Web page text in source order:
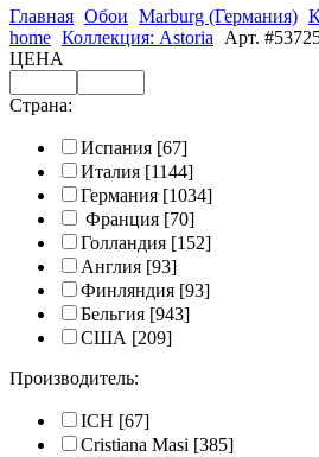
Главная Обои Marburg (Германия)
home Коллекция: Astoria
Арт.
ЦЕНА
Страна:
Испания [67]
Италия [1144]
Германия [1034]
Франция [70]
Голландия [152]
Англия [93]
Финляндия [93]
Бельгия [943]
США [209]
Производитель:
ICH [67]
Cristiana Masi [385]